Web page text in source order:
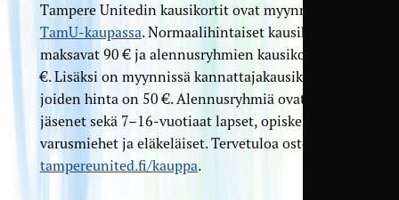
Tampere Unitedin kausikortit ovat myynnissä
TamU-kaupassa. Normaalihintaiset kausikortit
maksavat 90 € ja alennusryhmien kausikortit 65
€. Lisäksi on myynnissä kannattajakausikortteja,
joiden hinta on 50 €. Alennusryhmiä ovat seuran
jäsenet sekä 7–16-vuotiaat lapset, opiskelijat,
varusmiehet ja eläkeläiset. Tervetuloa ostoksille:
tampereunited.fi/kauppa.